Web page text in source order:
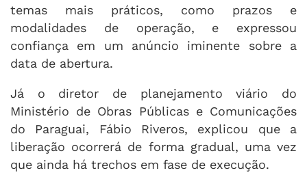
temas mais práticos, como prazos e
modalidades de operação, e expressou
confiança em um anúncio iminente sobre a
data de abertura.
Já o diretor de planejamento viário do
Ministério de Obras Públicas e Comunicações
do Paraguai, Fábio Riveros, explicou que a
liberação ocorrerá de forma gradual, uma vez
que ainda há trechos em fase de execução.